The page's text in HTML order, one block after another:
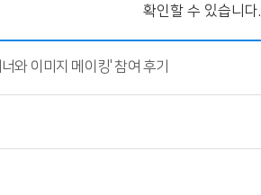
확인할 수 있습니다.
와 이미지 메이킹' 참여 후기